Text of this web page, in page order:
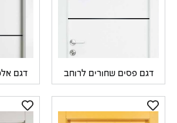
דגם פסים שחורים לרוחב דגם אלמוג